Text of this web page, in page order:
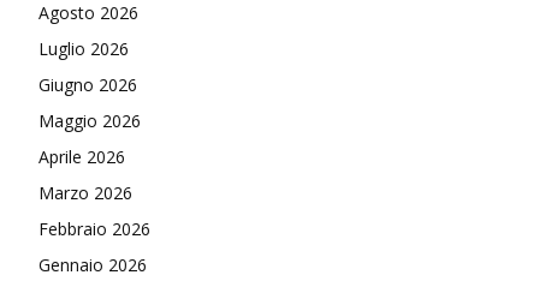
Agosto 2026
Luglio 2026
Giugno 2026
Maggio 2026
Aprile 2026
Marzo 2026
Febbraio 2026
Gennaio 2026